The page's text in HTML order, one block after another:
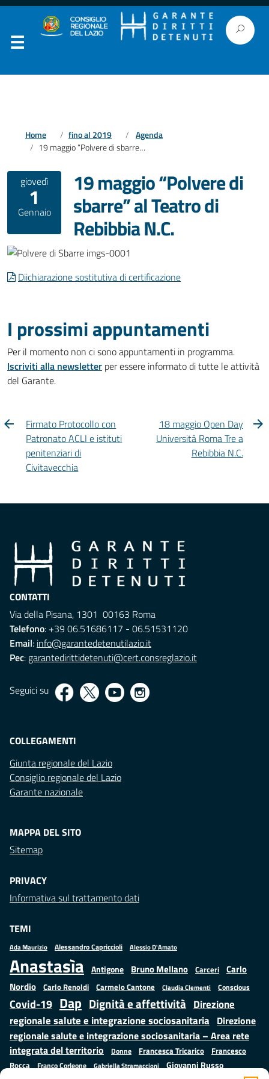
Home fino al 2019
Agenda
19 maggio “Polvere di sbarre” al Teatro di Rebibbia N.C.
giovedì
1
Gennaio
19 maggio “Polvere di
sbarre” al Teatro di
Rebibbia N.C.
Diichiarazione sostitutiva di certificazione
I prossimi appuntamenti
Per il momento non ci sono appuntamenti in programma.
Iscriviti alla newsletter per essere informato di tutte le attività
del Garante.
Firmato Protocollo con
Patronato ACLI e istituti
penitenziari di
Civitavecchia
18 maggio Open Day
Università Roma Tre a
Rebibbia N.C.
CONTATTI
Via della Pisana, 1301 00163 Roma
Telefono: +39 06.51686117 - 06.51531120
Email: info@garantedetenutilazio.it
Pec: garantedirittidetenuti@cert.consreglazio.it
Seguici su
COLLEGAMENTI
Giunta regionale del Lazio
Consiglio regionale del Lazio
Garante nazionale
MAPPA DEL SITO
Sitemap
PRIVACY
Informativa sul trattamento dati
TEMI
Ada Maurizio Alessandro Capriccioli Alessio D'Amato
Anastasìa Antigone Bruno Mellano Carceri
Carlo
Nordio Carlo Renoldi Carmelo Cantone Claudia Clementi Conscious
Covid-19 Dap Dignità e affettività Direzione
regionale salute e integrazione sociosanitaria Direzione
regionale salute e integrazione sociosanitaria – Area rete
integrata del territorio
Donne Francesca Tricarico
Francesco
Rocca
Franco Corleone Gabriella Stramaccioni Giovanni Russo